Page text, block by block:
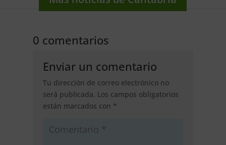
0 comentarios
Enviar un comentario
Tu dirección de correo electrónico no
será publicada. Los campos obligatorios
están marcados con *